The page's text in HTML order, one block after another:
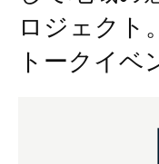
ロジェクト
トークイベ